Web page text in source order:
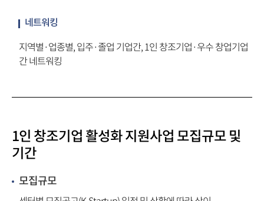
네트워킹
지역별·업종별, 입주·졸업 기업간, 1인 창조기업·우수 창업기업
간 네트워킹
1인 창조기업 활성화 지원사업 모집규모 및
기간
모집규모